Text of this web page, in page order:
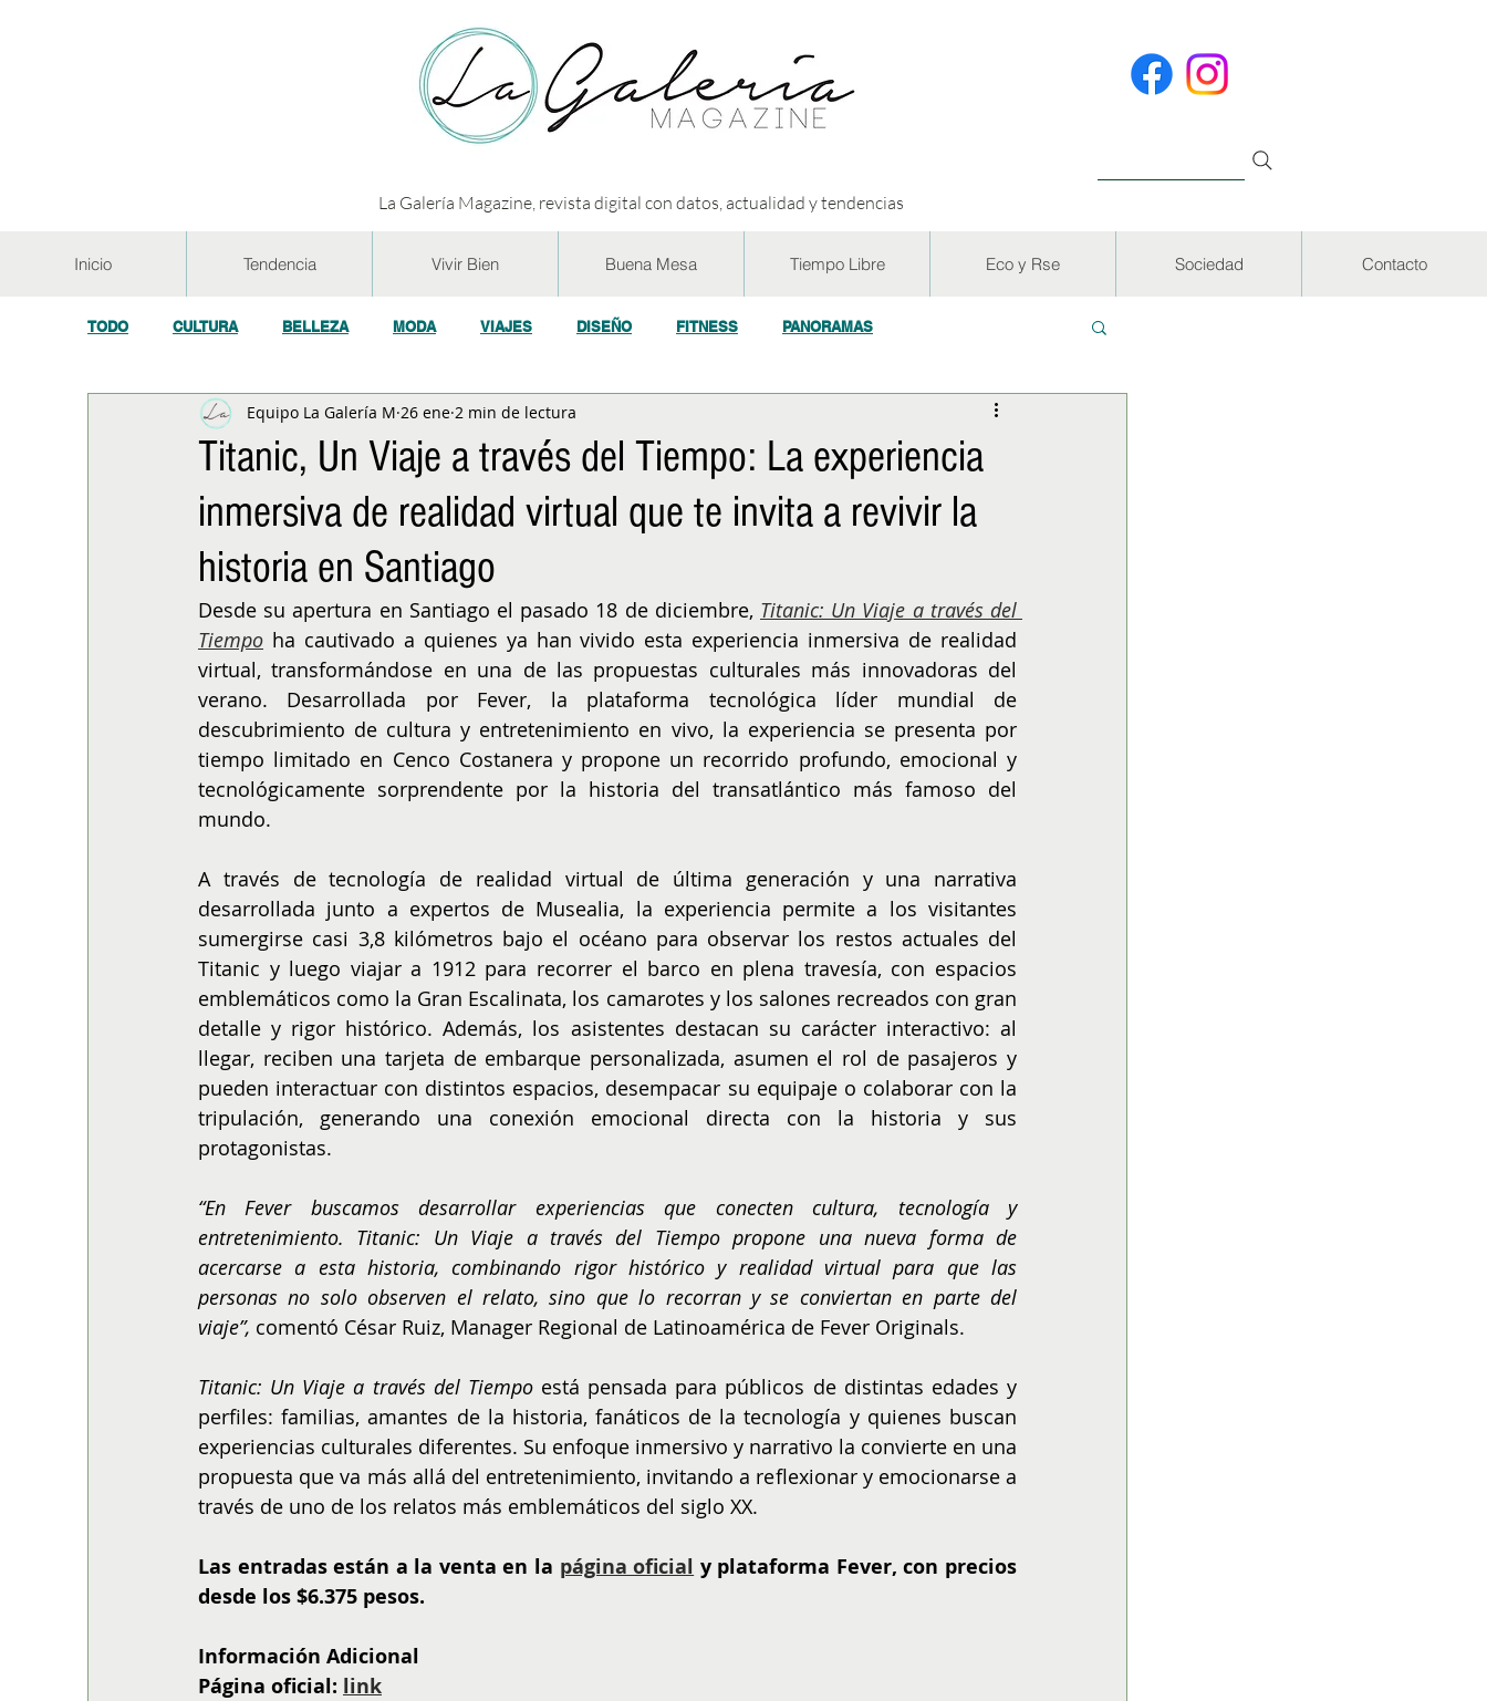
La Galería Magazine, revista digital con datos, actualidad y tendencias
Inicio Tendencia Vivir Bien Buena Mesa Tiempo Libre Eco y Rse Sociedad Contacto
TODO CULTURA BELLEZA MODA VIAJES DISEÑO FITNESS PANORAMAS
GASTRONOMÍA Y VINOS SALUD TECNOLOGÍA ENTREVISTAS
ALIMENTACIÓN COLUMNA BUENA MESA NIÑOS EMPRENDER
Titanic, Un Viaje a través del Tiempo: La experiencia
inmersiva de realidad virtual que te invita a revivir la
historia en Santiago
Equipo La Galería M 26 ene 2 min de lectura
Desde su apertura en Santiago el pasado 18 de diciembre, Titanic: Un Viaje a través del
Tiempo ha cautivado a quienes ya han vivido esta experiencia inmersiva de realidad
virtual, transformándose en una de las propuestas culturales más innovadoras del
verano. Desarrollada por Fever, la plataforma tecnológica líder mundial de
descubrimiento de cultura y entretenimiento en vivo, la experiencia se presenta por
tiempo limitado en Cenco Costanera y propone un recorrido profundo, emocional y
tecnológicamente sorprendente por la historia del transatlántico más famoso del
mundo.
A través de tecnología de realidad virtual de última generación y una narrativa
desarrollada junto a expertos de Musealia, la experiencia permite a los visitantes
sumergirse casi 3,8 kilómetros bajo el océano para observar los restos actuales del
Titanic y luego viajar a 1912 para recorrer el barco en plena travesía, con espacios
emblemáticos como la Gran Escalinata, los camarotes y los salones recreados con gran
detalle y rigor histórico. Además, los asistentes destacan su carácter interactivo: al
llegar, reciben una tarjeta de embarque personalizada, asumen el rol de pasajeros y
pueden interactuar con distintos espacios, desempacar su equipaje o colaborar con la
tripulación, generando una conexión emocional directa con la historia y sus
protagonistas.
“En Fever buscamos desarrollar experiencias que conecten cultura, tecnología y
entretenimiento. Titanic: Un Viaje a través del Tiempo propone una nueva forma de
acercarse a esta historia, combinando rigor histórico y realidad virtual para que las
personas no solo observen el relato, sino que lo recorran y se conviertan en parte del
viaje”, comentó César Ruiz, Manager Regional de Latinoamérica de Fever Originals.
Titanic: Un Viaje a través del Tiempo está pensada para públicos de distintas edades y
perfiles: familias, amantes de la historia, fanáticos de la tecnología y quienes buscan
experiencias culturales diferentes. Su enfoque inmersivo y narrativo la convierte en una
propuesta que va más allá del entretenimiento, invitando a reflexionar y emocionarse a
través de uno de los relatos más emblemáticos del siglo XX.
Las entradas están a la venta en la página oficial y plataforma Fever, con precios
desde los $6.375 pesos.
Información Adicional
Página oficial: link